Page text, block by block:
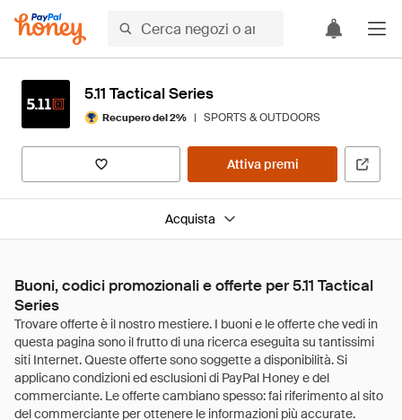
5.11 Tactical Series
Recupero del 2% | SPORTS & OUTDOORS
Attiva premi
Acquista
Buoni, codici promozionali e offerte per 5.11 Tactical
Series